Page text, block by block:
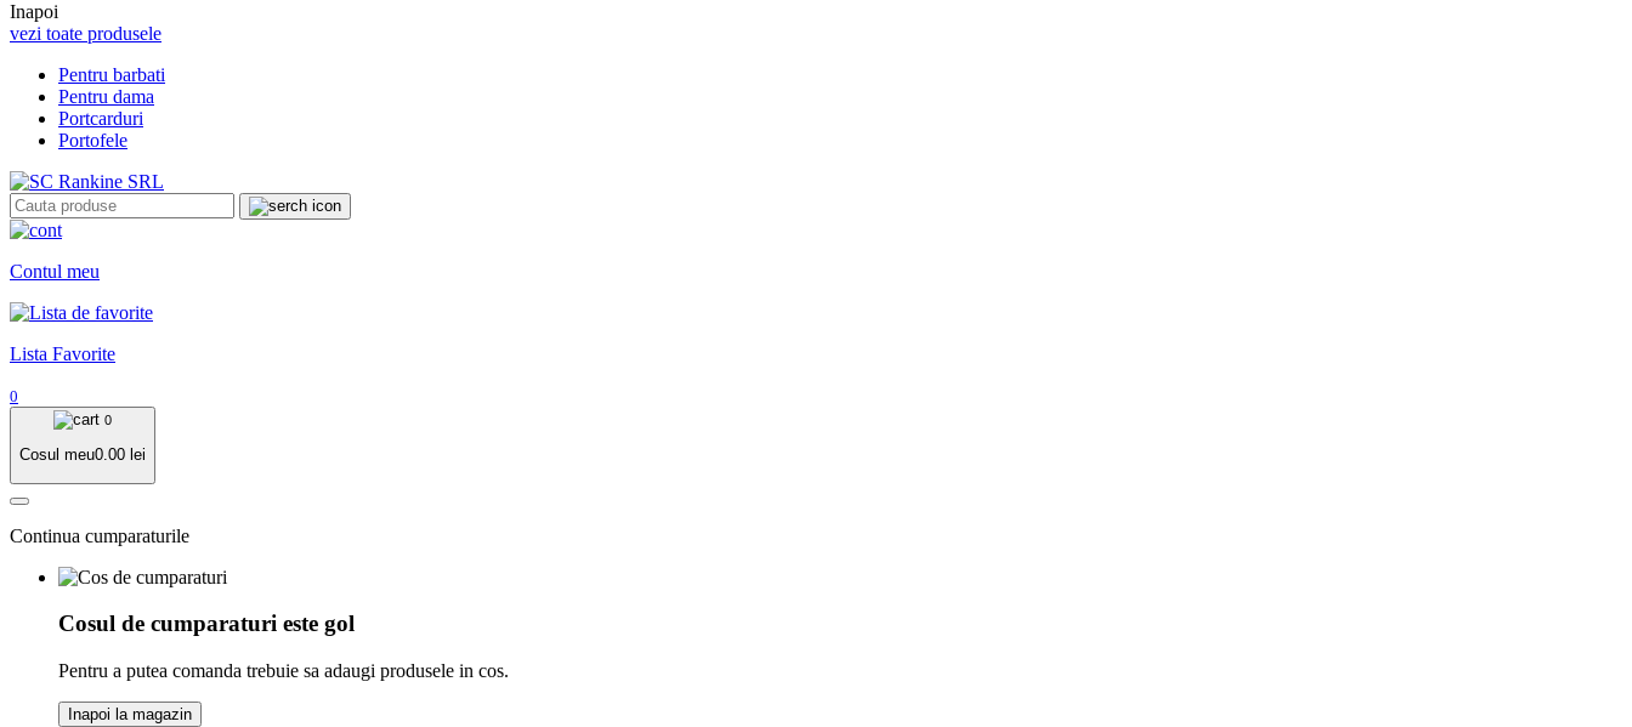
Inapoi
vezi toate produsele
Pentru barbati
Pentru dama
Portcarduri
Portofele
Contul meu
Lista Favorite
0
0
Cosul meu0.00 lei
Continua cumparaturile
Cosul de cumparaturi este gol
Pentru a putea comanda trebuie sa adaugi produsele in cos.
Inapoi la magazin